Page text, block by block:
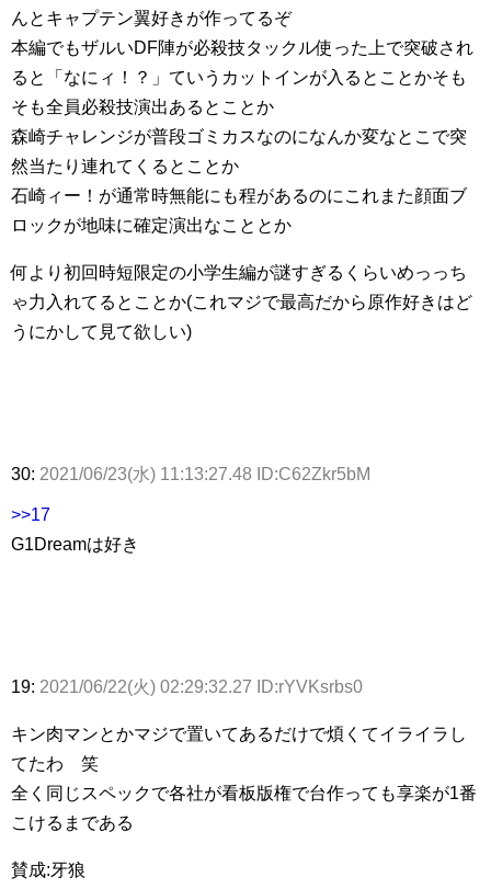
んとキャプテン翼好きが作ってるぞ
本編でもザルいDF陣が必殺技タックル使った上で突破され
ると「なにィ！？」ていうカットインが入るとことかそも
そも全員必殺技演出あるとことか
森崎チャレンジが普段ゴミカスなのになんか変なとこで突
然当たり連れてくるとことか
石崎ィー！が通常時無能にも程があるのにこれまた顔面ブ
ロックが地味に確定演出なこととか
何より初回時短限定の小学生編が謎すぎるくらいめっっち
ゃ力入れてるとことか(これマジで最高だから原作好きはど
うにかして見て欲しい)
30: 2021/06/23(水) 11:13:27.48 ID:C62Zkr5bM
>>17
G1Dreamは好き
19: 2021/06/22(火) 02:29:32.27 ID:rYVKsrbs0
キン肉マンとかマジで置いてあるだけで煩くてイライラし
てたわ 笑
全く同じスペックで各社が看板版権で台作っても享楽が1番
こけるまである
賛成:牙狼